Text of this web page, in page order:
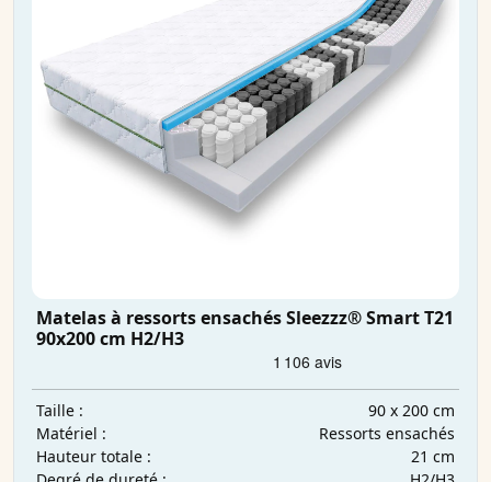
Matelas à ressorts ensachés Sleezzz® Smart T21
90x200 cm H2/H3
Taille :
90 x 200 cm
Matériel :
Ressorts ensachés
Hauteur totale :
21 cm